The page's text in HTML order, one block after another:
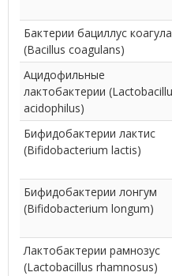
Бактерии бациллус
(Bacillus coagulans)
Ацидофильные
лактобактерии
acidophilus)
Бифидобактерии лактис
(Bifidobacterium lactis)
Бифидобактерии лонгум
(Bifidobacterium longum)
Лактобактерии рамнозус
(Lactobacillus rhamnosus)